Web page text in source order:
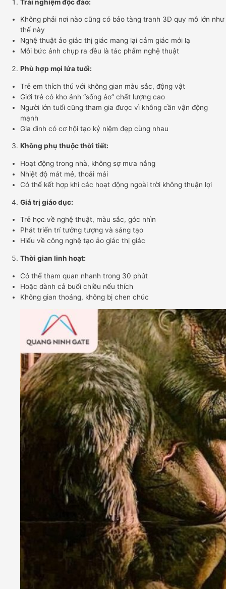
Trải nghiệm độc đáo:
Không phải nơi nào cũng có bảo tàng tranh 3D quy mô lớn như
thế này
Nghệ thuật ảo giác thị giác mang lại cảm giác mới lạ
Mỗi bức ảnh chụp ra đều là tác phẩm nghệ thuật
Phù hợp mọi lứa tuổi:
Trẻ em thích thú với không gian màu sắc, động vật
Giới trẻ có kho ảnh “sống ảo” chất lượng cao
Người lớn tuổi cũng tham gia được vì không cần vận động
mạnh
Gia đình có cơ hội tạo kỷ niệm đẹp cùng nhau
Không phụ thuộc thời tiết:
Hoạt động trong nhà, không sợ mưa nắng
Nhiệt độ mát mẻ, thoải mái
Có thể kết hợp khi các hoạt động ngoài trời không thuận lợi
Giá trị giáo dục:
Trẻ học về nghệ thuật, màu sắc, góc nhìn
Phát triển trí tưởng tượng và sáng tạo
Hiểu về công nghệ tạo ảo giác thị giác
Thời gian linh hoạt:
Có thể tham quan nhanh trong 30 phút
Hoặc dành cả buổi chiều nếu thích
Không gian thoáng, không bị chen chúc